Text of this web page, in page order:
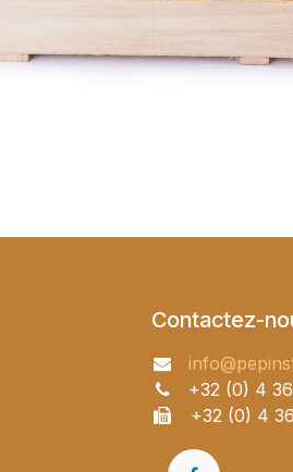
Contactez-
+32 (0) 4
+32 (0) 4